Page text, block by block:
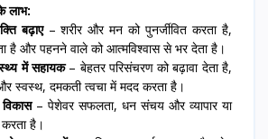
लाभ:
बढ़ाए– शरीर और मन को पुनर्जीवित करता है,
है और पहनने वाले को आत्मविश्वास से भर देता है।
में सहायक– बेहतर परिसंचरण को बढ़ावा देता है,
स्वस्थ, दमकती त्वचा में मदद करता है।
– पेशेवर सफलता, धन संचय और व्यापार या
करता है।